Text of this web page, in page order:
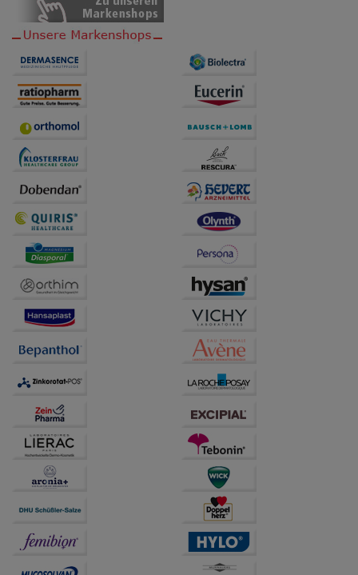
Statistik & Tracking:Hierüber lassen sich
Informationen über die Art und Weise der Nutzung
unserer Website sammeln, mit deren Hilfe wir unsere
Website weiter für Sie optimieren können, den Inhalt
auf unserer Website aber auch die Werbung auf
Bitte beachten Sie, dass Daten hierfür teilweise an
Dritte wie z.B. Google oder soziale Medien
übertragen werden.